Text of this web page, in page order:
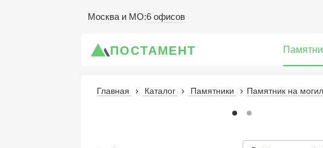
Москва и МО:6 офисов
ПОСТАМЕНТ
Главная Каталог Памятники Памятник на